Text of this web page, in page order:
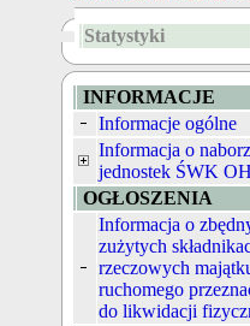
Statystyki
INFORMACJE
Informacje ogólne
Informacja o
jednostek ŚWK
OGŁOSZENIA
Informacja o
zużytych
rzeczowych
ruchomego
do likwidacji